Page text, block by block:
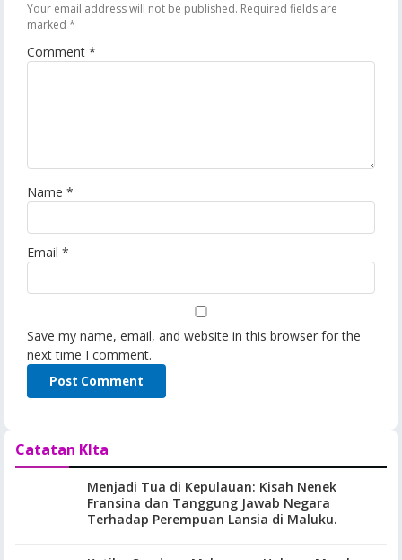
Your email address will not be published. Required fields are
marked *
Comment *
Name *
Email *
Save my name, email, and website in this browser for the
next time I comment.
Catatan KIta
Menjadi Tua di Kepulauan: Kisah Nenek
Fransina dan Tanggung Jawab Negara
Terhadap Perempuan Lansia di Maluku.